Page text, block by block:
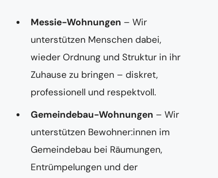
Messie-Wohnungen – Wir
unterstützen Menschen dabei,
wieder Ordnung und Struktur in ihr
Zuhause zu bringen – diskret,
professionell und respektvoll.
Gemeindebau-Wohnungen – Wir
unterstützen Bewohner:innen im
Gemeindebau bei Räumungen,
Entrümpelungen und der